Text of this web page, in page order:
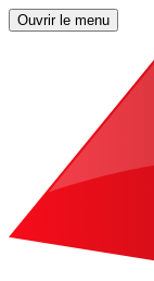
Ouvrir le menu